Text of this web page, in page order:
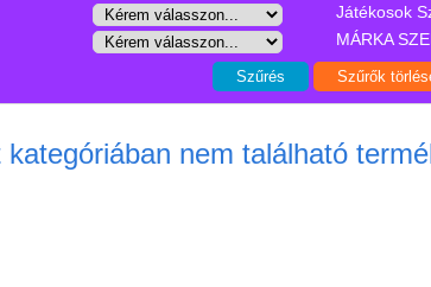
Játékosok
MÁRKA
nem található